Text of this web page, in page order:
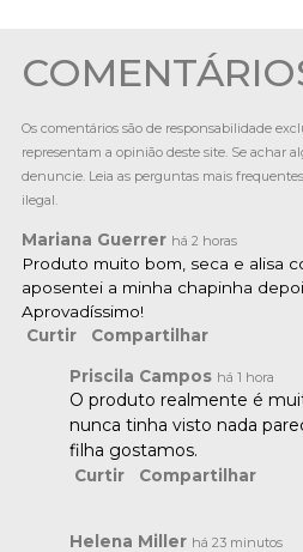
Os comentários são de responsabilidade
representam a opinião deste site. Se achar
denuncie. Leia as perguntas mais
ilegal.
Mariana Guerrer há 2 horas
Produto muito bom, seca e alisa
aposentei a minha chapinha
Aprovadíssimo!
Curtir
Compartilhar
Priscila Campos há 1 hora
O produto realmente é
nunca tinha visto nada
filha gostamos.
Curtir Compartilhar
Helena Miller há 23 minutos